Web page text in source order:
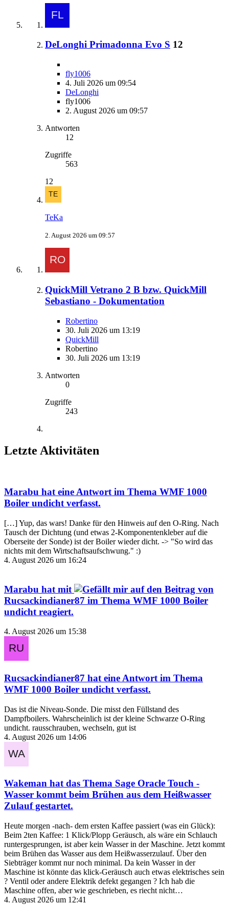
DeLonghi Primadonna Evo S 12
fly1006
4. Juli 2026 um 09:54
DeLonghi
fly1006
2. August 2026 um 09:57
Antworten
12
Zugriffe
563
12
TeKa
2. August 2026 um 09:57
QuickMill Vetrano 2 B bzw. QuickMill
Sebastiano - Dokumentation
Robertino
30. Juli 2026 um 13:19
QuickMill
Robertino
30. Juli 2026 um 13:19
Antworten
0
Zugriffe
243
Letzte Aktivitäten
Marabu hat eine Antwort im Thema WMF 1000
Boiler undicht verfasst.
[…] Yup, das wars! Danke für den Hinweis auf den O-Ring. Nach
Tausch der Dichtung (und etwas 2-Komponentenkleber auf die
Oberseite der Sonde) ist der Boiler wieder dicht. -> "So wird das
nichts mit dem Wirtschaftsaufschwung." :)
4. August 2026 um 16:24
Marabu hat mit
auf den Beitrag von
Rucsackindianer87 im Thema WMF 1000 Boiler
undicht reagiert.
4. August 2026 um 15:38
Rucsackindianer87 hat eine Antwort im Thema
WMF 1000 Boiler undicht verfasst.
Das ist die Niveau-Sonde. Die misst den Füllstand des
Dampfboilers. Wahrscheinlich ist der kleine Schwarze O-Ring
undicht. rausschrauben, wechseln, gut ist
4. August 2026 um 14:06
Wakeman hat das Thema Sage Oracle Touch -
Wasser kommt beim Brühen aus dem Heißwasser
Zulaufgestartet.
Heute morgen -nach- dem ersten Kaffee passiert (was ein Glück):
Beim 2ten Kaffee: 1 Klick/Plopp Geräusch, als wäre ein Schlauch
runtergesprungen, ist aber kein Wasser in der Maschine. Jetzt kommt
beim Brühen das Wasser aus dem Heißwasserzulauf. Über den
Siebträger kommt nur noch minimal. Da kein Wasser in der
Maschine ist könnte das klick-Geräusch auch etwas elektrisches sein
? Ventil oder andere Elektrik defekt gegangen ? Ich hab die
Maschine offen, aber wie geschrieben, es riecht nicht…
4. August 2026 um 12:41